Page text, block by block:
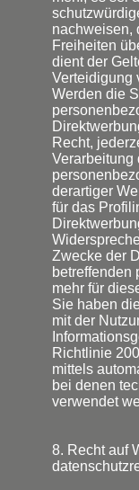
nachweisen,
Freiheiten
dient der
Verteidigung
Werden die
Recht,
Verarbeitung
derartiger
für das
Zwecke der
betreffenden
mehr für
Sie haben
mit der
Richtlinie
mittels
bei denen
verwendet
8. Recht auf